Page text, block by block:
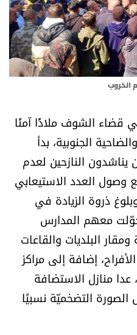
الخروب
قضاء الشوف ملاذًا آمنًا
الجنوبية، بدأ
النازحين لعدم
وصول العدد الاستيعابي
ذروة الزيادة في
نازح، تحوّلت معهم المدارس
البلديات والقاعات
إضافة إلى مراكز
عدا منازل الاستضافة
التضخميّة نسبيًا